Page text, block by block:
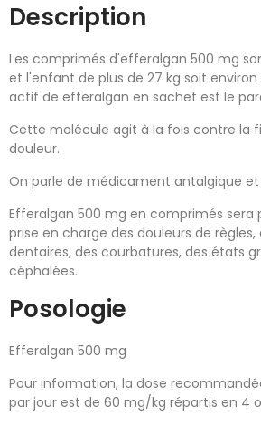
Description
Les comprimés d'efferalgan 500 mg
et l'enfant de plus de 27 kg soit environ
actif de efferalgan en sachet est le
Cette molécule agit à la fois contre la
douleur.
On parle de médicament antalgique
Efferalgan 500 mg en comprimés sera
prise en charge des douleurs de règles,
dentaires, des courbatures, des états
céphalées.
Posologie
Efferalgan 500 mg
Pour information, la dose
par jour est de 60 mg/kg répartis en 4